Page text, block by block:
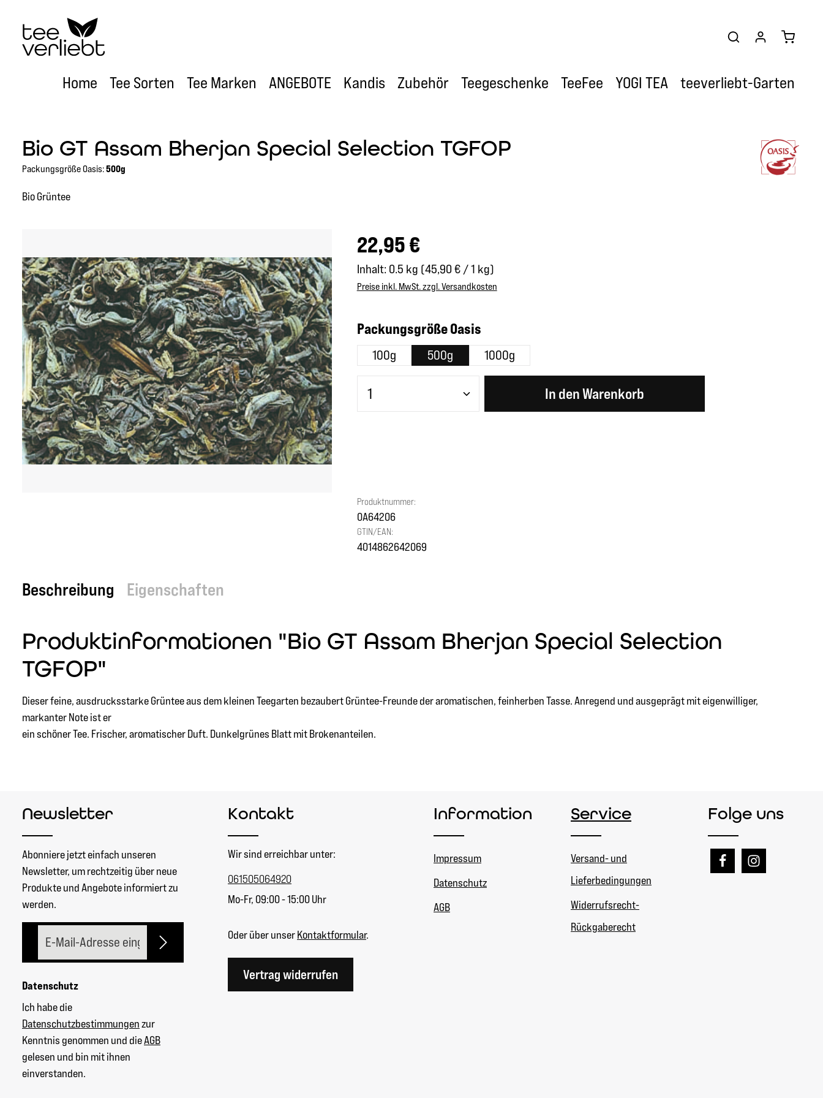
Hauptinhalt springen
Zur Hauptnavigation springen
Home Tee Sorten Tee Marken ANGEBOTE Kandis Zubehör Teegeschenke TeeFee YOGI TEA teeverliebt-Garten
Bio GT Assam Bherjan Special Selection TGFOP
Packungsgröße Oasis:500g
Bio Grüntee
Regulärer Preis:
22,95 €
Inhalt: 0.5 kg (45,90 € / 1 kg)
Preise inkl. MwSt. zzgl. Versandkosten
Packungsgröße Oasisauswählen
100g 500g 1000g
Produkt Anzahl: Gib den gewünschten Wert ein oder benutze die Schaltflächen
In den Warenkorb
Produktnummer:
OA64206
GTIN/EAN:
4014862642069
Beschreibung Eigenschaften
Produktinformationen "Bio GT Assam Bherjan Special Selection
TGFOP"
Dieser feine, ausdrucksstarke Grüntee aus dem kleinen Teegarten bezaubert Grüntee-Freunde der aromatischen, feinherben Tasse. Anregend und ausgeprägt mit eigenwilliger,
markanter Note ist er
ein schöner Tee. Frischer, aromatischer Duft. Dunkelgrünes Blatt mit Brokenanteilen.
Newsletter
Abonniere jetzt einfach unseren
Newsletter, um rechtzeitig über neue
Produkte und Angebote informiert zu
werden.
Datenschutz
Ich habe die
Datenschutzbestimmungenzur
Kenntnis genommen und dieAGB
gelesen und bin mit ihnen
einverstanden.
Kontakt
Wir sind erreichbar unter:
061505064920
Mo-Fr, 09:00 - 15:00 Uhr
Oder über unserKontaktformular.
Vertrag widerrufen
Information
Impressum
Datenschutz
AGB
Service
Versand- und
Lieferbedingungen
Widerrufsrecht-
Rückgaberecht
Folge uns